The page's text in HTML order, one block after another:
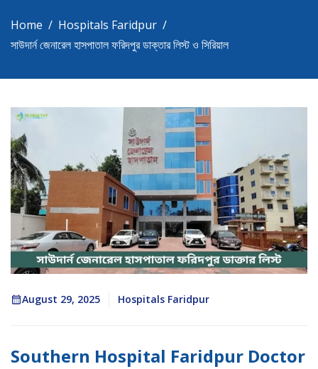
Home
Hospitals Faridpur
সাউদার্ন জেনারেল হাসপাতাল ফরিদপুর ডাক্তার লিস্ট ও সিরিয়াল
August 29, 2025 Hospitals Faridpur
Southern Hospital Faridpur Doctor